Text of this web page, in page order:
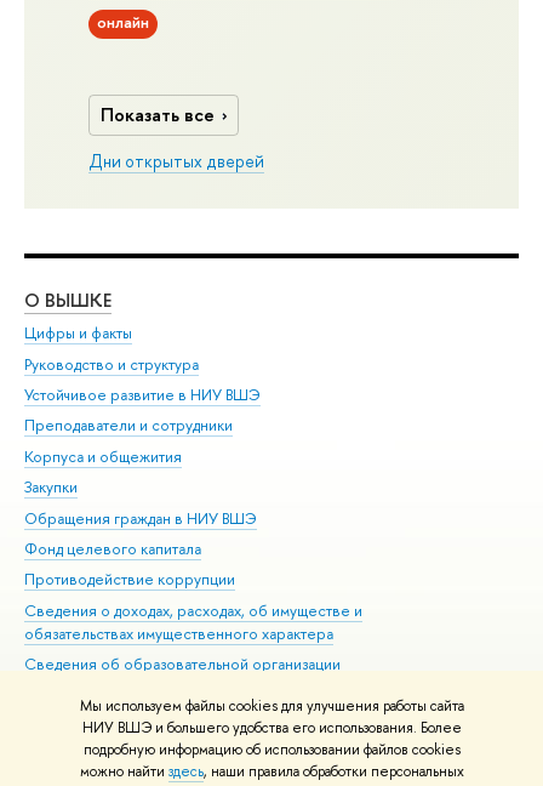
Мы используем файлы cookies для улучшения работы сайта
НИУ ВШЭ и большего удобства его использования. Более
подробную информацию об использовании файлов cookies
можно найти здесь, наши правила обработки персональных
онлайн
Показать все
Дни открытых дверей
О ВЫШКЕ
Цифры и факты
Руководство и структура
Устойчивое развитие в НИУ ВШЭ
Преподаватели и сотрудники
Корпуса и общежития
Закупки
Обращения граждан в НИУ ВШЭ
Фонд целевого капитала
Противодействие коррупции
Сведения о доходах, расходах, об имуществе и
обязательствах имущественного характера
Сведения об образовательной организации
Людям с ограниченными возможностями здоровья
Единая платежная страница
Работа в Вышке